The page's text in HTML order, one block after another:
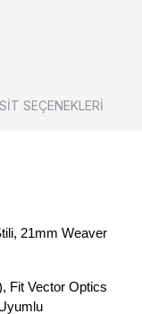
SEÇENEKLERİ
21mm Weaver
Fit Vector Optics